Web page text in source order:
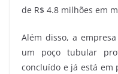
de R$ 4.8 milhões em
Além disso, a
um poço tubular
concluído e já está em